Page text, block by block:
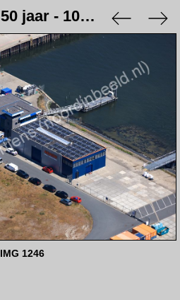
Eemshaven 50 jaar - 10 juni 2023
IMG 1246